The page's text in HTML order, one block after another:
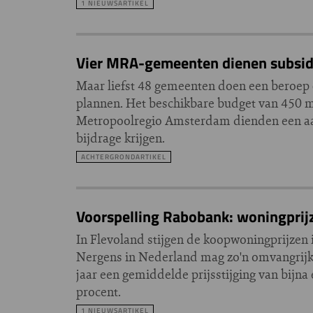
1 NIEUWSARTIKEL
Vier MRA-gemeenten dienen
Maar liefst 48 gemeenten doen een
plannen. Het beschikbare budget van 450
Metropoolregio Amsterdam dienden een
bijdrage krijgen.
ACHTERGRONDARTIKEL
Voorspelling Rabobank:
In Flevoland stijgen de koopwoningprijzen
Nergens in Nederland mag zo'n
jaar een gemiddelde prijsstijging van
procent.
1 NIEUWSARTIKEL